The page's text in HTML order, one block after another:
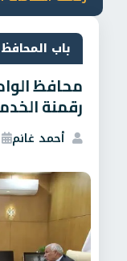
باب المحافظ
محافظ
رقمنة
أحمد غانم